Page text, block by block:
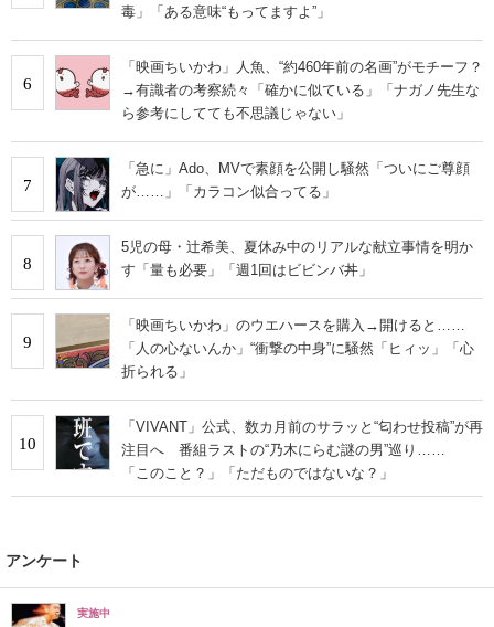
毒」「ある意味“もってますよ”」
6
「映画ちいかわ」人魚、“約460年前の名画”がモチーフ？
→有識者の考察続々「確かに似ている」「ナガノ先生な
ら参考にしてても不思議じゃない」
7
「急に」Ado、MVで素顔を公開し騒然「ついにご尊顔
が……」「カラコン似合ってる」
8
5児の母・辻希美、夏休み中のリアルな献立事情を明か
す「量も必要」「週1回はビビンバ丼」
9
「映画ちいかわ」のウエハースを購入→開けると……
「人の心ないんか」“衝撃の中身”に騒然「ヒィッ」「心
折られる」
10
「VIVANT」公式、数カ月前のサラッと“匂わせ投稿”が再
注目へ 番組ラストの“乃木にらむ謎の男”巡り……
「このこと？」「ただものではないな？」
アンケート
実施中